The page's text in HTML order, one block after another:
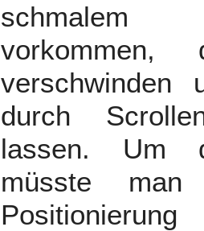
schmalem
durch
lassen. Um
müsste